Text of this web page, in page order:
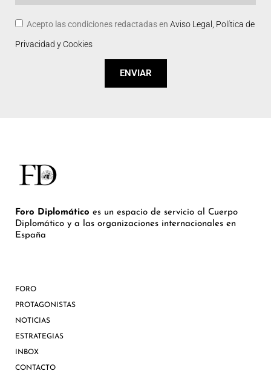
Acepto las condiciones redactadas en Aviso Legal, Política de
Privacidad y Cookies
ENVIAR
Foro Diplomático es un espacio de servicio al Cuerpo
Diplomático y a las organizaciones internacionales en
España
FORO
PROTAGONISTAS
NOTICIAS
ESTRATEGIAS
INBOX
CONTACTO